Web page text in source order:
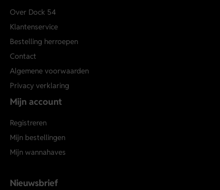
Over Dock 54
Klantenservice
Bestelling herroepen
Contact
Algemene voorwaarden
Privacy verklaring
Mijn account
Registreren
Mijn bestellingen
Mijn wannahaves
Nieuwsbrief